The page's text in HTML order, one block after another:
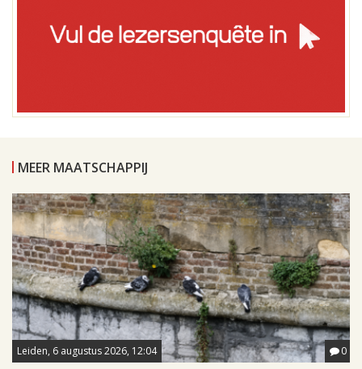
MEER MAATSCHAPPIJ
Leiden, 6 augustus 2026, 12:04 0